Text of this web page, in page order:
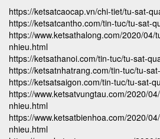
https://ketsatcaocap.vn/chi-tiet/tu-sat-
https://ketsatcantho.com/tin-tuc/tu-sat-
https://www.ketsathalong.com/2020/
nhieu.html
https://ketsathanoi.com/tin-tuc/tu-sat-
https://ketsatnhatrang.com/tin-tuc/tu-
https://ketsatsaigon.com/tin-tuc/tu-sat-
https://www.ketsatvungtau.com/2020/
nhieu.html
https://www.ketsatbienhoa.com/2020/
nhieu.html